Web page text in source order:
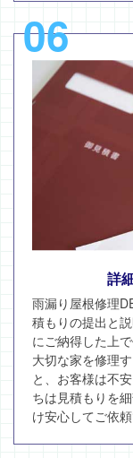
06
詳
雨漏り屋根修理
積もりの提出と
にご納得した上
大切な家を修理
と、お客様は不
ちは見積もりを
け安心してご依